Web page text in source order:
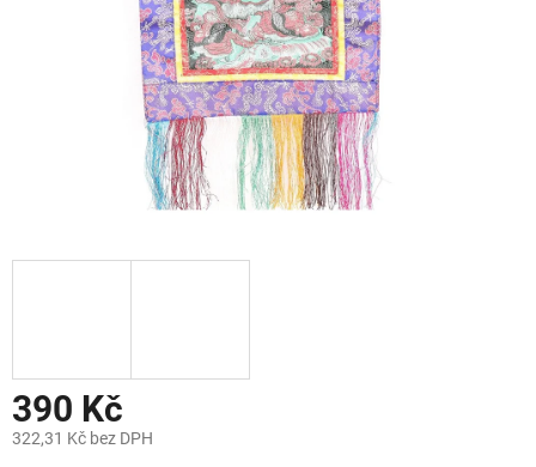
390 Kč
322,31 Kč bez DPH